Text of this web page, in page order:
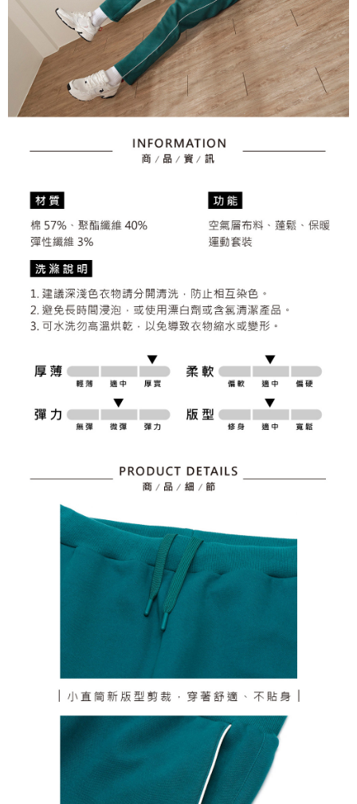
後、契約に基づいて当社の請求書で帳款を支払うことになります。
2. 「OP Pay Later」を利用する契約関係の目的から、店舗はあなたの個人
情報（名前、電話または住所を含む）を台湾大哥大に提供し、収集、処理
および利用するために、当社があなた本人と分割請求書に必要な情報の確
認、照合および修正を行います。
3. 完全なユーザーサービス規約については、以下のリンクを参照してくだ
さい：
https://oppay.tw/userRule
二、支払い限度額
1.初回 AFTEEを ご利用の際に、認証結果及び当社の審査の結果に基づ
き、限度額が設定されます。
2.決済金額は最低NT$20です。
3.現在、台湾の会員のみご利用いただけます。
三、利用規約「AFTEE代金後払い」（以下当サービスという）はネットプ
ロテクションズ（以下 AFTEE という）が提供し、AFTEEが代金を徴収し
の氏名、電話番号、受取人の氏名、電話番号、受取人住所を含むがこれに
限らない）は、AFTEEに渡され当サービスで必要な範囲内で利用されま
ださい（https://aftee.tw/privacypolicy/
AFTEEの初回ご利用の際に、審査を通過すれば、最高額がNT$10,000にな
ります。支払い期限を過ぎた場合、その金額に基づいて年利20%の遅延滞
納金が加算されます。未成年の利用者は、事前に法定代理人または後見人
の同意を得ればAFTEEをご利用いただけます。
個人情報の処理、利用について疑問がある、または関連する法律の権利を
行使したい場合は、ネットプロテクションズcs_tw@netprotections.co.jp
にご連絡ください。上記に示した個人情報を、必要な購入注文書とあわせ
理、利用を許可することににご同意いただけない場合は、当サービスを選
択しないでください。
付款後7-11取貨
送料無料
宅配
送料無料
送料無料